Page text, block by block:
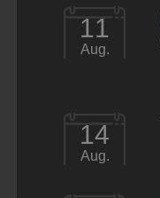
11
Aug.
14
Aug.